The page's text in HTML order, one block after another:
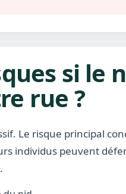
si le
rue ?
Le risque principal
individus peuvent